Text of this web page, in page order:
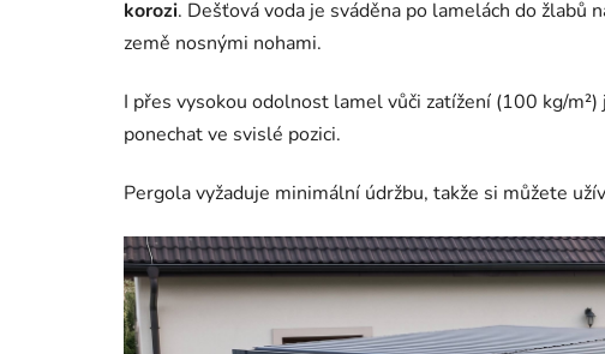
korozi. Dešťová voda je sváděna po lamelách do žlabů
země nosnými nohami.
I přes vysokou odolnost lamel vůči zatížení (100 kg/
ponechat ve svislé pozici.
Pergola vyžaduje minimální údržbu, takže si můžete